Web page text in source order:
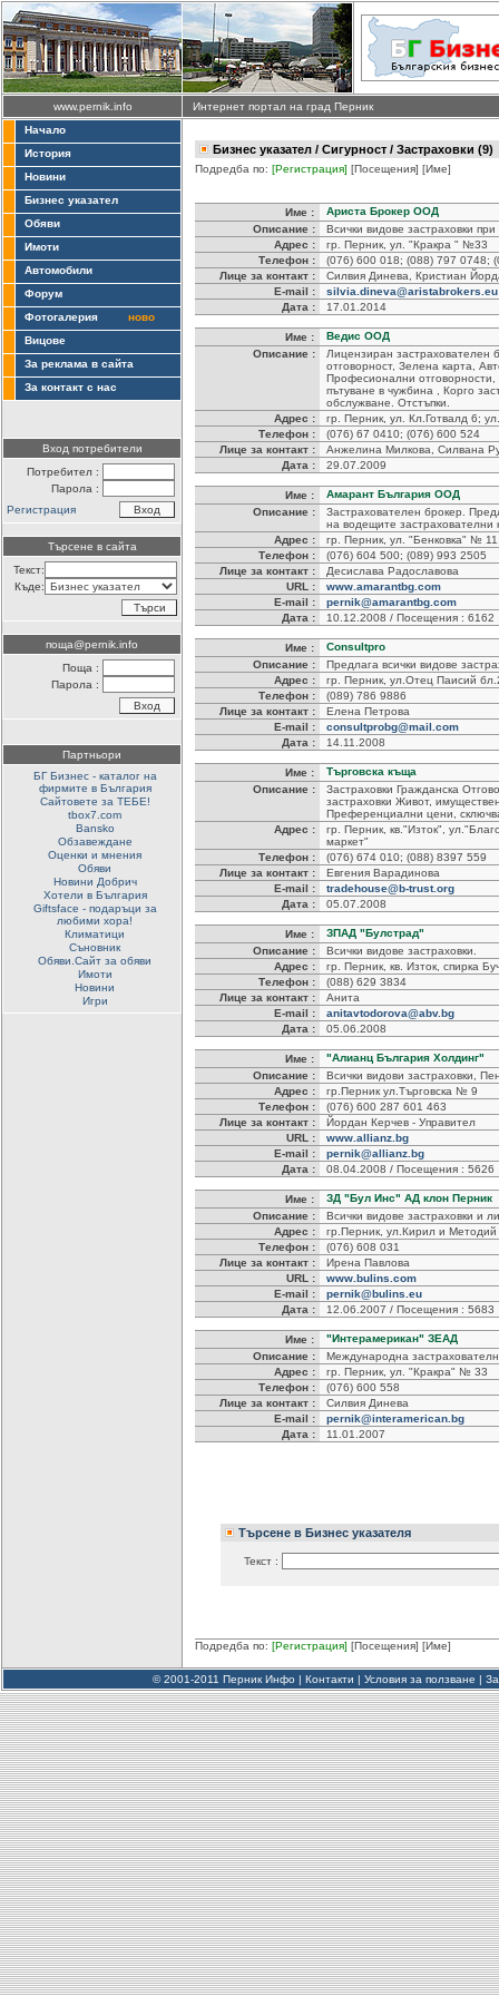
www.pernik.info
Интернет портал на град Перник
Начало
История
Новини
Бизнес указател
Обяви
Имоти
Автомобили
Форум
Фотогалерия
ново
Вицове
За реклама в сайта
За контакт с нас
Вход потребители
Потребител :
Парола :
Регистрация
Търсене в сайта
Текст:
Къде:
поща@pernik.info
Поща :
Парола :
Партньори
БГ Бизнес - каталог на
фирмите в България
Сайтовете за ТЕБЕ!
tbox7.com
Bansko
Обзавеждане
Оценки и мнения
Обяви
Новини Добрич
Хотели в България
Giftsface - подаръци за
любими хора!
Климатици
Съновник
Обяви.Сайт за обяви
Имоти
Новини
Игри
Бизнес указател / Сигурност / Застраховки (9)
Подредба по: [Регистрация] [Посещения] [Име]
Име :
Ариста Брокер ООД
Описание :
Всички видове застраховки
Адрес :
гр. Перник, ул. "Кракра " №33
Телефон :
(076) 600 018; (088) 797 0748;
Лице за контакт :
Силвия Динева, Кристиан
E-mail :
silvia.dineva@aristabrokers.eu
Дата :
17.01.2014
Име :
Ведис ООД
Описание :
Лицензиран застрахователен
отговорност, Зелена карта,
Професионални
пътуване в чужбина , Корго
обслужване. Отстъпки.
Адрес :
гр. Перник, ул. Кл.Готвалд 6;
Телефон :
(076) 67 0410; (076) 600 524
Лице за контакт :
Анжелина Милкова, Силвана
Дата :
29.07.2009
Име :
Амарант България ООД
Описание :
Застрахователен брокер.
на водещите застрахователни
Адрес :
гр. Перник, ул. "Бенковка" №
Телефон :
(076) 604 500; (089) 993 2505
Лице за контакт :
Десислава Радославова
URL :
www.amarantbg.com
E-mail :
pernik@amarantbg.com
Дата :
10.12.2008 / Посещения : 6162
Име :
Consultpro
Описание :
Предлага всички видове
Адрес :
гр. Перник, ул.Отец Паисий
Телефон :
(089) 786 9886
Лице за контакт :
Елена Петрова
E-mail :
consultprobg@mail.com
Дата :
14.11.2008
Име :
Търговска къща
Описание :
Застраховки Гражданска
застраховки Живот,
Преференциални цени,
Адрес :
гр. Перник, кв."Изток",
маркет"
Телефон :
(076) 674 010; (088) 8397 559
Лице за контакт :
Евгения Варадинова
E-mail :
tradehouse@b-trust.org
Дата :
05.07.2008
Име :
ЗПАД "Булстрад"
Описание :
Всички видове застраховки.
Адрес :
гр. Перник, кв. Изток, спирка
Телефон :
(088) 629 3834
Лице за контакт :
Анита
E-mail :
anitavtodorova@abv.bg
Дата :
05.06.2008
Име :
"Алианц България Холдинг"
Описание :
Всички видови застраховки,
Адрес :
гр.Перник ул.Търговска № 9
Телефон :
(076) 600 287 601 463
Лице за контакт :
Йордан Керчев - Управител
URL :
www.allianz.bg
E-mail :
pernik@allianz.bg
Дата :
08.04.2008 / Посещения : 5626
Име :
ЗД "Бул Инс" АД клон Перник
Описание :
Всички видове застраховки и
Адрес :
гр.Перник, ул.Кирил и
Телефон :
(076) 608 031
Лице за контакт :
Ирена Павлова
URL :
www.bulins.com
E-mail :
pernik@bulins.eu
Дата :
12.06.2007 / Посещения : 5683
Име :
"Интерамерикан" ЗЕАД
Описание :
Международна
Адрес :
гр. Перник, ул. "Кракра" № 33
Телефон :
(076) 600 558
Лице за контакт :
Силвия Динева
E-mail :
pernik@interamerican.bg
Дата :
11.01.2007
Търсене в Бизнес указателя
Текст :
Подредба по: [Регистрация] [Посещения] [Име]
© 2001-2011 Перник Инфо | Контакти | Условия за ползване |